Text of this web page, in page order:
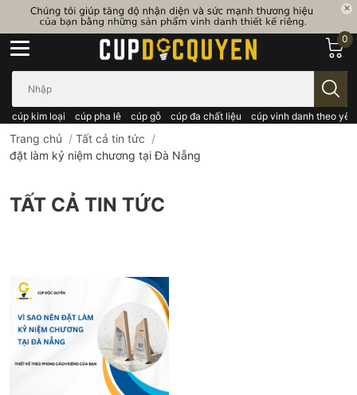
cúp kim loại cúp pha lê cúp gỗ cúp đa chất liệu cúp vinh danh theo
0
Trang chủ / Tất cả tin tức /
đặt làm kỷ niệm chương tại Đà Nẵng
TẤT CẢ TIN TỨC